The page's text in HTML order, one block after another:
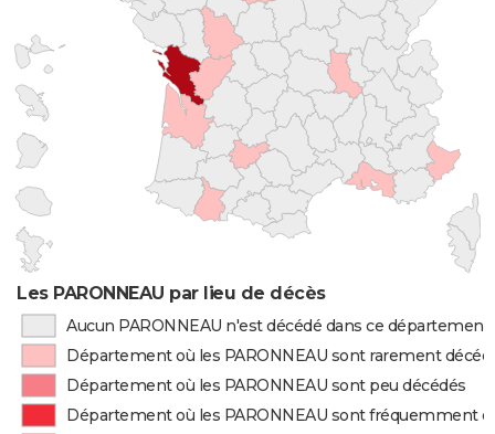
Les PARONNEAU par lieu de décès
Aucun PARONNEAU n'est décédé dans ce département
Département où les PARONNEAU sont rarement
Département où les PARONNEAU sont peu décédés
Département où les PARONNEAU sont fréquemment